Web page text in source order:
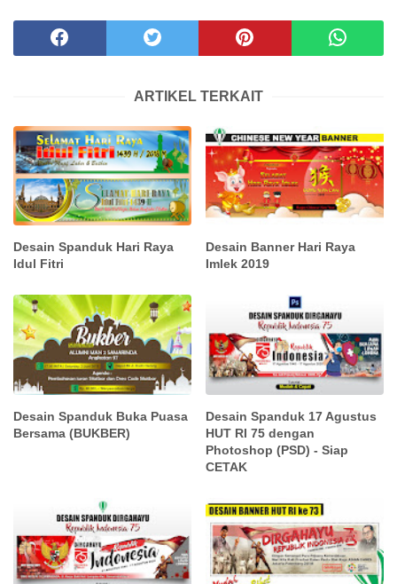
ARTIKEL TERKAIT
Desain Spanduk Hari Raya
Idul Fitri
Desain Banner Hari Raya
Imlek 2019
Desain Spanduk Buka Puasa
Bersama (BUKBER)
Desain Spanduk 17 Agustus
HUT RI 75 dengan
Photoshop (PSD) - Siap
CETAK